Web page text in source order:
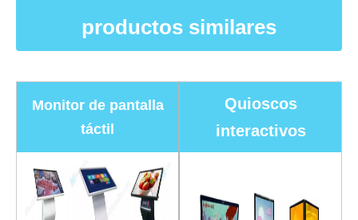
productos similares
Monitor de pantalla
táctil
Quioscos
interactivos